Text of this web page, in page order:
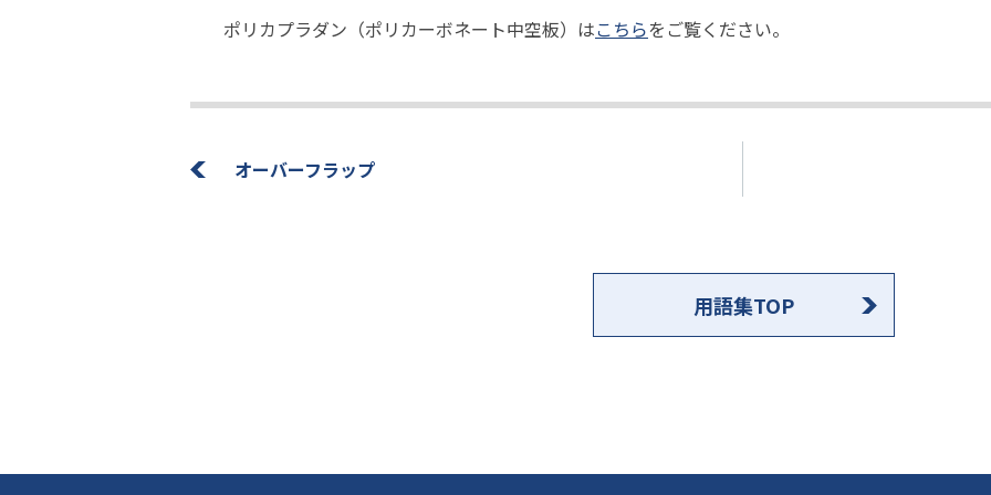
ポリカプラダン（ポリカーボネート中空板）はこちらをご覧ください。
オーバーフラップ
用語集TOP